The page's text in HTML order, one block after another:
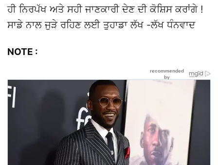
ਹੀ ਨਿਰਪੱਖ ਅਤੇ ਸਹੀ ਜਾਣਕਾਰੀ ਦੇਣ ਦੀ ਕੋਸ਼ਿਸ ਕਰਾਂਗੇ !
ਸਾਡੇ ਨਾਲ ਜੁੜੇ ਰਹਿਣ ਲਈ ਤੁਹਾਡਾ ਲੱਖ -ਲੱਖ ਧੰਨਵਾਦ
NOTE :